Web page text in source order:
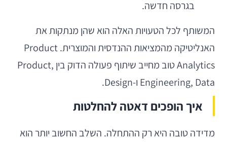
בגרסה חדשה.
המשותף לכל הטעויות האלה הוא שהן מנתקות את
האנליטיקה מהמציאות ההנדסית והמוצרית. Product
Analytics טוב מחייב שיתוף פעולה הדוק בין Product,
Engineering, Data ו-Design.
איך הופכים דאטה להחלטות
מדידה טובה היא רק ההתחלה. השלב החשוב יותר הוא